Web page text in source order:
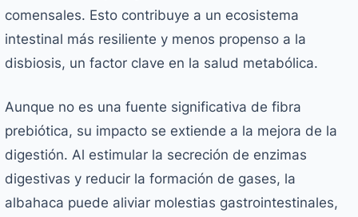
comensales. Esto contribuye a un ecosistema
intestinal más resiliente y menos propenso a la
disbiosis, un factor clave en la salud metabólica.
Aunque no es una fuente significativa de fibra
prebiótica, su impacto se extiende a la mejora de la
digestión. Al estimular la secreción de enzimas
digestivas y reducir la formación de gases, la
albahaca puede aliviar molestias gastrointestinales,